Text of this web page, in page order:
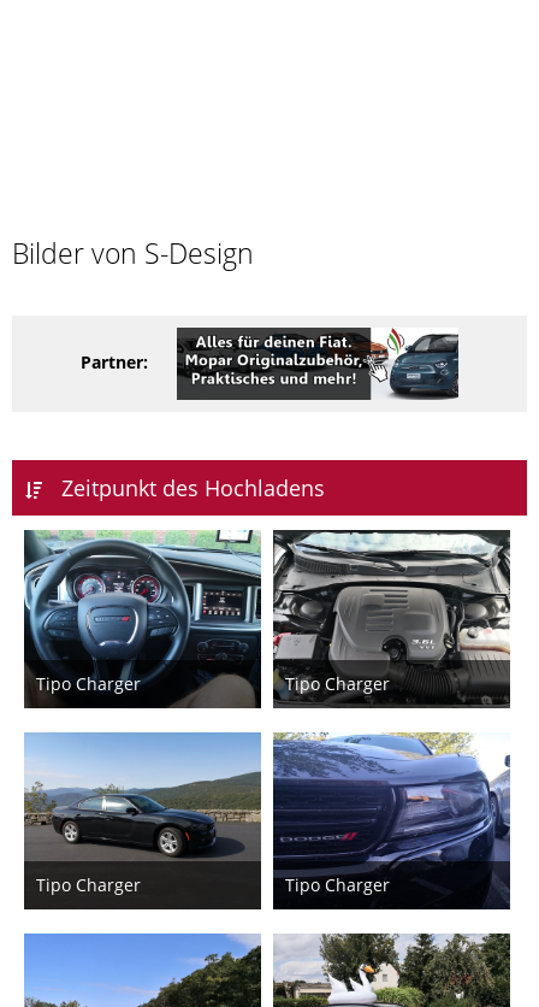
Bilder von S-Design
Partner:
Zeitpunkt des Hochladens
Tipo Charger
3. Oktober 2019
6
Tipo Charger
3. Oktober 2019
6
Tipo Charger
3. Oktober 2019
7
Tipo Charger
3. Oktober 2019
6